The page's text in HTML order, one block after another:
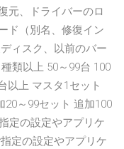
元、ドライバーのロ
ド（別名、修復イン
ィスク、以前のバー
類以上 50～99台 100
以上 マスタ1セット
20～99セット 追加100
定の設定やアプリケ
定の設定やアプリケ